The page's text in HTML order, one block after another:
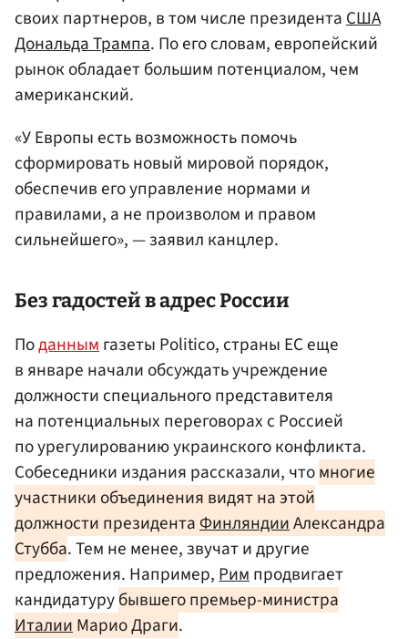
своих партнеров, в том числе президентаСША
Дональда Трампа. По его словам, европейский
рынок обладает большим потенциалом, чем
американский.
«У Европы есть возможность помочь
сформировать новый мировой порядок,
обеспечив его управление нормами и
правилами, а не произволом и правом
сильнейшего», — заявил канцлер.
Без гадостей в адрес России
Поданнымгазеты Politico, страны ЕС еще
в январе начали обсуждать учреждение
должности специального представителя
на потенциальных переговорах с Россией
по урегулированию украинского конфликта.
Собеседники издания рассказали, чтомногие
участники объединения видят на этой
должности президентаФинляндииАлександра
Стубба. Тем не менее, звучат и другие
предложения. Например,Римпродвигает
кандидатурубывшего премьер-министра
ИталииМарио Драги.